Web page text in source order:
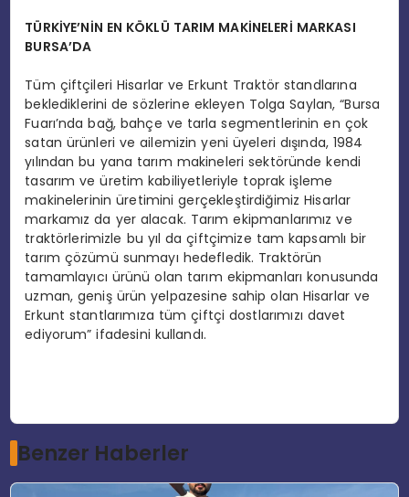
TÜRKİYE’NİN EN KÖKLÜ TARIM MAKİNELERİ MARKASI
BURSA’DA
Tüm çiftçileri Hisarlar ve Erkunt Traktör standlarına
beklediklerini de sözlerine ekleyen Tolga Saylan, “Bursa
Fuarı’nda bağ, bahçe ve tarla segmentlerinin en çok
satan ürünleri ve ailemizin yeni üyeleri dışında, 1984
yılından bu yana tarım makineleri sektöründe kendi
tasarım ve üretim kabiliyetleriyle toprak işleme
makinelerinin üretimini gerçekleştirdiğimiz Hisarlar
markamız da yer alacak. Tarım ekipmanlarımız ve
traktörlerimizle bu yıl da çiftçimize tam kapsamlı bir
tarım çözümü sunmayı hedefledik. Traktörün
tamamlayıcı ürünü olan tarım ekipmanları konusunda
uzman, geniş ürün yelpazesine sahip olan Hisarlar ve
Erkunt stantlarımıza tüm çiftçi dostlarımızı davet
ediyorum” ifadesini kullandı.
Benzer Haberler